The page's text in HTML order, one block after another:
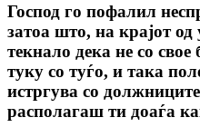
Господ го пофалил
затоа што, на крајот
текнало дека не со свое
туку со туѓо, и така
истргува со
располагаш ти доаѓа